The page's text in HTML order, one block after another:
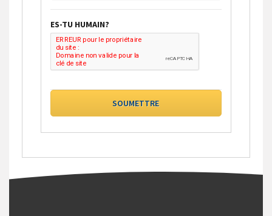
ES-TU HUMAIN?